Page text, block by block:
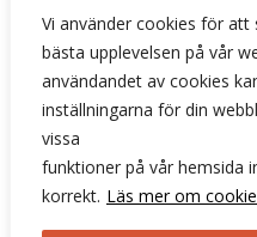
Vi använder cookies för att
bästa upplevelsen på vår
användandet av cookies
inställningarna för din
vissa
funktioner på vår hemsida
korrekt. Läs mer om
Vegetarisk:
Dagens soppa
Långstekt karré med
Vegetarisk: Fyllda
Dagens soppa
Kaffe och kaka